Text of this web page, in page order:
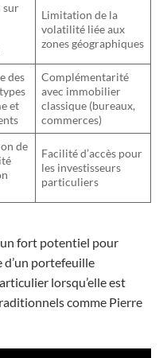
sur
Limitation de la
volatilité liée aux
zones géographiques
des
et
Complémentarité
avec immobilier
classique (bureaux,
commerces)
de
Facilité d’accès pour
les investisseurs
particuliers
fort potentiel pour
d’un portefeuille
lorsqu’elle est
comme Pierre